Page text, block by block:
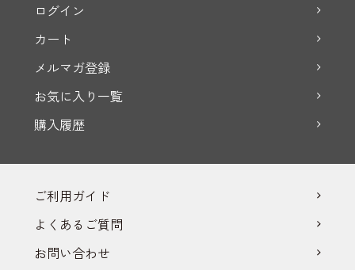
ログイン
カート
メルマガ登録
お気に入り一覧
購入履歴
ご利用ガイド
よくあるご質問
お問い合わせ